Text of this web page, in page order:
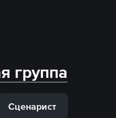
группа
Сценарист